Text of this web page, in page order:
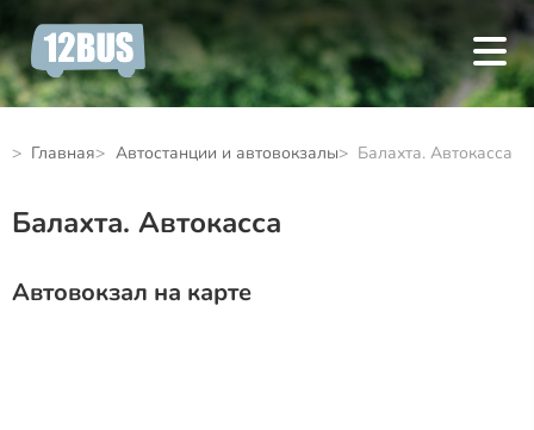
Главная Автостанции и автовокзалы Балахта. Автокасса
Балахта. Автокасса
Автовокзал на карте